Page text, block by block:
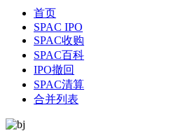
首页
SPAC IPO
SPAC收购
SPAC百科
IPO撤回
SPAC清算
合并列表